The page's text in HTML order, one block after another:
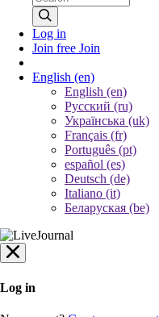
Log in
Join free Join
English (en)
English (en)
Русский (ru)
Українська (uk)
Français (fr)
Português (pt)
español (es)
Deutsch (de)
Italiano (it)
Беларуская (be)
Log in